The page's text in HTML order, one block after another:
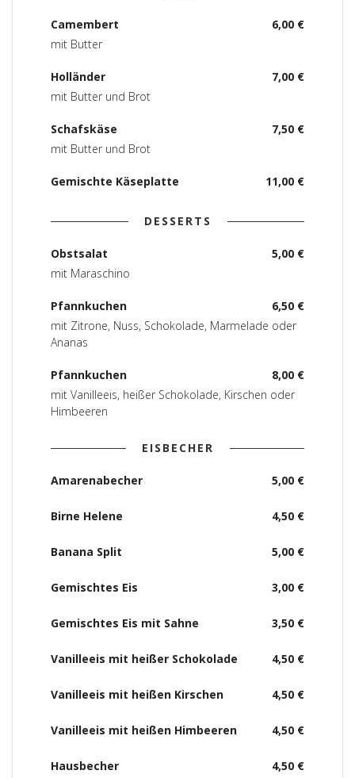
6,00 €
Camembert
mit Butter
7,00 €
Holländer
mit Butter und Brot
7,50 €
Schafskäse
mit Butter und Brot
11,00 €
Gemischte Käseplatte
DESSERTS
5,00 €
Obstsalat
mit Maraschino
6,50 €
Pfannkuchen
mit Zitrone, Nuss, Schokolade, Marmelade oder
Ananas
8,00 €
Pfannkuchen
mit Vanilleeis, heißer Schokolade, Kirschen oder
Himbeeren
EISBECHER
5,00 €
Amarenabecher
4,50 €
Birne Helene
5,00 €
Banana Split
3,00 €
Gemischtes Eis
3,50 €
Gemischtes Eis mit Sahne
4,50 €
Vanilleeis mit heißer Schokolade
4,50 €
Vanilleeis mit heißen Kirschen
4,50 €
Vanilleeis mit heißen Himbeeren
4,50 €
Hausbecher